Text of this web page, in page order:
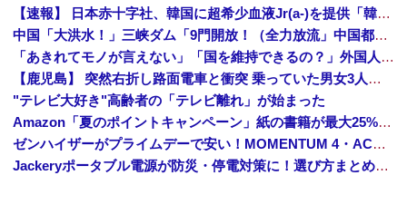
【速報】 日本赤十字社、韓国に超希少血液Jr(a-)を提供「韓国内では適合する血液を確保できなかった」※今回で4回目
中国「大洪水！」三峡ダム「9門開放！（全力放流」中国都市「三峡沿線の道路水没」中国政府「高速道路封鎖！」中国ダム「緊急放流に合わせて開門（土砂崩れ発生」→
「あきれてモノが言えない」「国を維持できるの？」外国人の永住許可要件の厳格化で在日中国人の本音は？
【鹿児島】 突然右折し路面電車と衝突 乗っていた男女3人は車を放置しダッシュで逃走中
"テレビ大好き"高齢者の「テレビ離れ」が始まった
Amazon「夏のポイントキャンペーン」紙の書籍が最大25%ポイント還元 対象と条件を整理（2026年7月）
ゼンハイザーがプライムデーで安い！MOMENTUM 4・ACCENTUMなど対象モデルまとめ！
Jackeryポータブル電源が防災・停電対策に！選び方まとめ【プライムデー最終日】